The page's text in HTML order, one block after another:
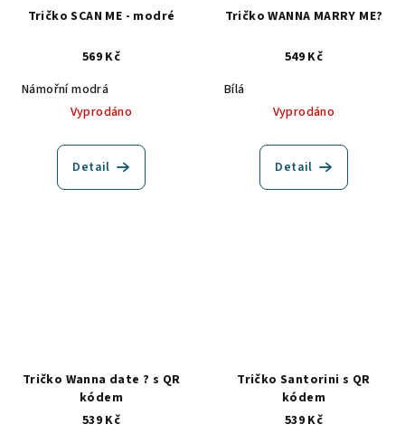
Tričko SCAN ME - modré
569 Kč
Námořní modrá
Vyprodáno
Detail
Tričko WANNA MARRY ME?
549 Kč
Bílá
Vyprodáno
Detail
Tričko Wanna date ? s QR
kódem
539 Kč
Tričko Santorini s QR
kódem
539 Kč